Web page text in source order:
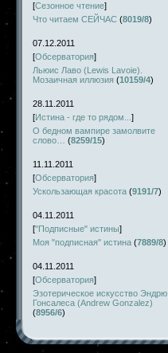
[Сезонное чтение]
Что читаем СЕЙЧАС (8019/8)
07.12.2011
[Обсерватория]
Льюис Лаво (Lewis Lavoie).
Мозаичная иллюзия (10159/4)
28.11.2011
[Истина - где то рядом... ]
О бедном вампире замолвите
слово…
(8259/15)
11.11.2011
[Обсерватория]
Ускользающая красота (9191/7)
04.11.2011
["Подписные" истины]
Моя "подписная" истина (7889/8)
04.11.2011
[Обсерватория]
Эзотерическое искусство Эндрю
Гонсалеса (Andrew Gonzalez)
(8956/6)